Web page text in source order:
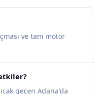
ve tam motor
geçen Adana'da